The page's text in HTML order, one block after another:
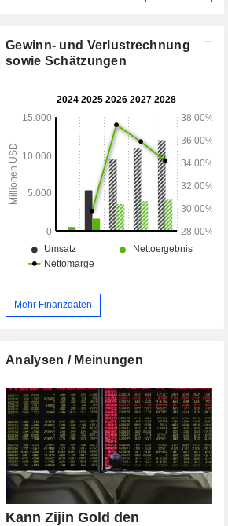
Gewinn- und Verlustrechnung
sowie Schätzungen
Mehr Finanzdaten
Analysen / Meinungen
Kann Zijin Gold den